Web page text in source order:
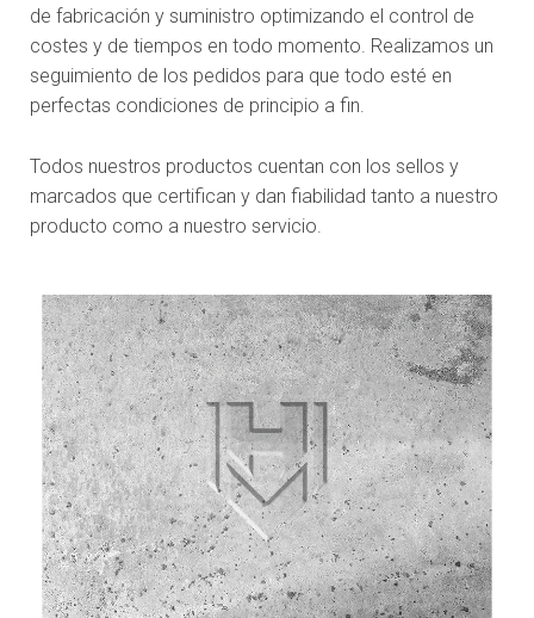
de fabricación y suministro optimizando el control de
costes y de tiempos en todo momento. Realizamos un
seguimiento de los pedidos para que todo esté en
perfectas condiciones de principio a fin.
Todos nuestros productos cuentan con los sellos y
marcados que certifican y dan fiabilidad tanto a nuestro
producto como a nuestro servicio.